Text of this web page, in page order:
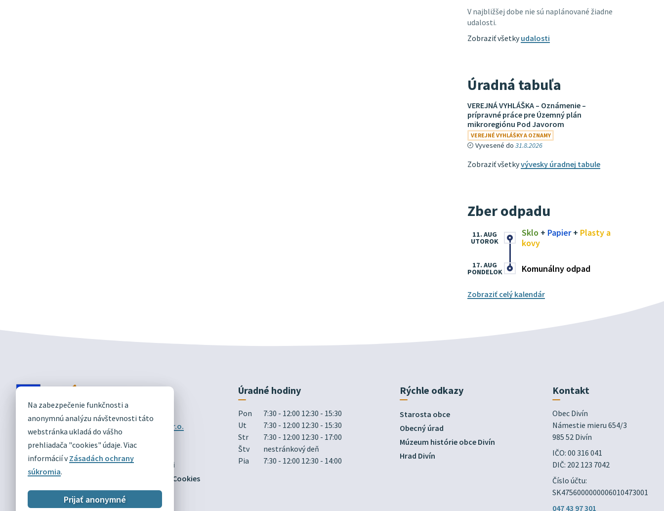
Na zabezpečenie funkčnosti a
anonymnú analýzu návštevnosti táto
webstránka ukladá do vášho
prehliadača "cookies" údaje. Viac
informácií vZásadách ochrany
súkromia.
Prijať anonymné
V najbližšej dobe nie sú naplánované žiadne
udalosti.
Zobraziť všetkyudalosti
Úradná tabuľa
VEREJNÁ VYHLÁŠKA – Oznámenie –
prípravné práce pre Územný plán
mikroregiónu Pod Javorom
VEREJNÉ VYHLÁŠKY A OZNAMY
Vyvesené do 31.8.2026
Zobraziť všetkyvývesky úradnej tabule
Zber odpadu
Sklo + Papier+ Plasty a
kovy
11. AUG
UTOROK
Komunálny odpad
17. AUG
PONDELOK
Zobraziť celý kalendár
DIVÍN
OFICIÁLNE STRÁNKY
Technický prevádzkovateľ:
Alphabet partner s.r.o.
Správca obsahu:Obec Divín
Posledná aktualizácia:03.08.2026
Mapa
Vyhlásenie o prístupnosti
Zásady ochrany osobných údajov
Nastaviť Cookies
Úradné hodiny
Pon
7:30 - 12:00 12:30 - 15:30
Ut
7:30 - 12:00 12:30 - 15:30
Str
7:30 - 12:00 12:30 - 17:00
Štv
nestránkový deň
Pia
7:30 - 12:00 12:30 - 14:00
Rýchle odkazy
Starosta obce
Obecný úrad
Múzeum histórie obce Divín
Hrad Divín
Kontakt
Obec Divín
Námestie mieru 654/3
985 52 Divín
IČO: 00 316 041
DIČ: 202 123 7042
Číslo účtu:
SK4756000000006010473001
047 43 97 301